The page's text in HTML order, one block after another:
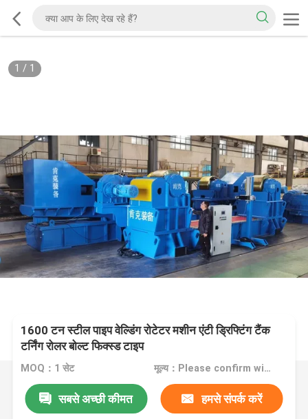
1 / 1
1600 टन स्टील पाइप वेल्डिंग रोटेटर मशीन एंटी ड्रिफ्टिंग टैंक
टर्निंग रोलर बोल्ट फिक्स्ड टाइप
MOQ：1 सेट मूल्य：Please confirm with us
सबसे अच्छी कीमत हमसे संपर्क करें